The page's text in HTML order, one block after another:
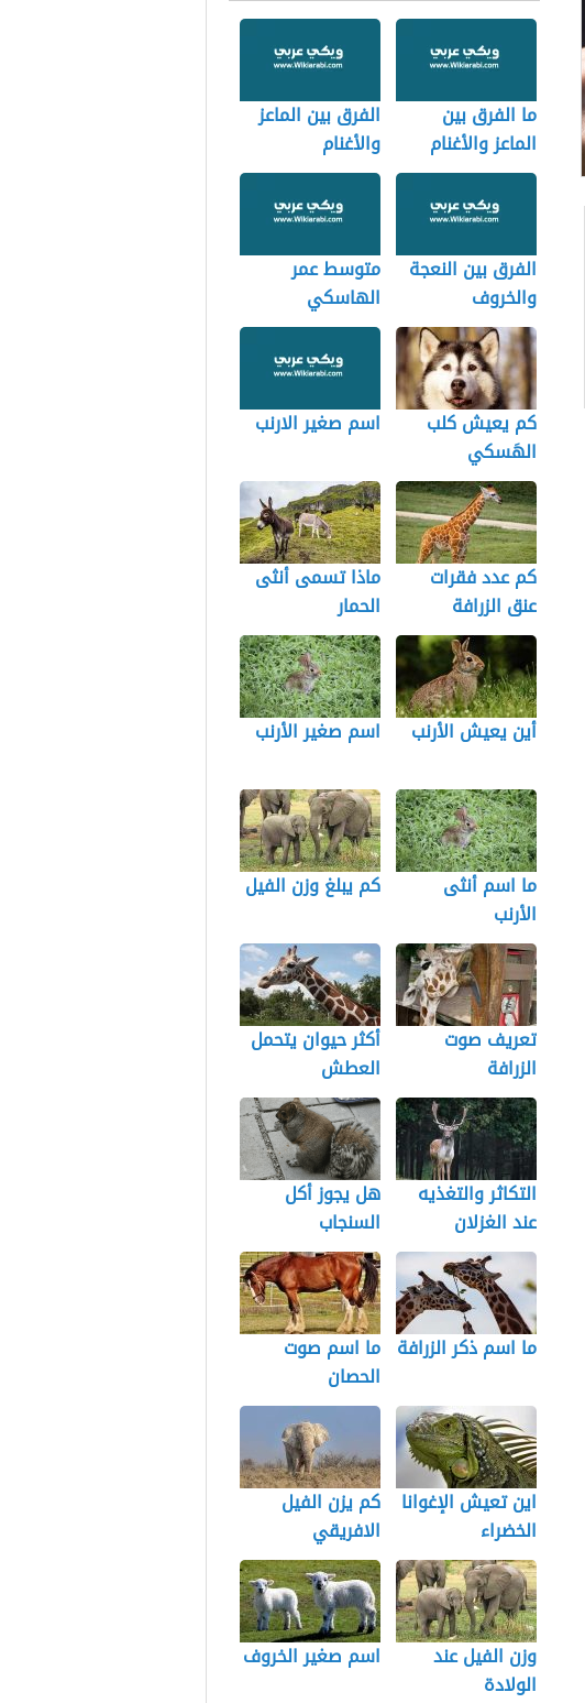
ما الفرق بين
الماعز والأغنام
الفرق بين الماعز
والأغنام
الفرق بين النعجة
والخروف
متوسط عمر
الهاسكي
كم يعيش كلب
الهَسكي
اسم صغير الارنب
كم عدد فقرات
عنق الزرافة
ماذا تسمى أنثى
الحمار
أين يعيش الأرنب اسم صغير الأرنب
ما اسم أنثى
الأرنب
كم يبلغ وزن الفيل
تعريف صوت
الزرافة
أكثر حيوان يتحمل
العطش
التكاثر والتغذيه
عند الغزلان
هل يجوز أكل
السنجاب
ما اسم ذكر الزرافة ما اسم صوت
الحصان
اين تعيش الإغوانا
الخضراء
كم يزن الفيل
الافريقي
وزن الفيل عند
الولادة
اسم صغير الخروف